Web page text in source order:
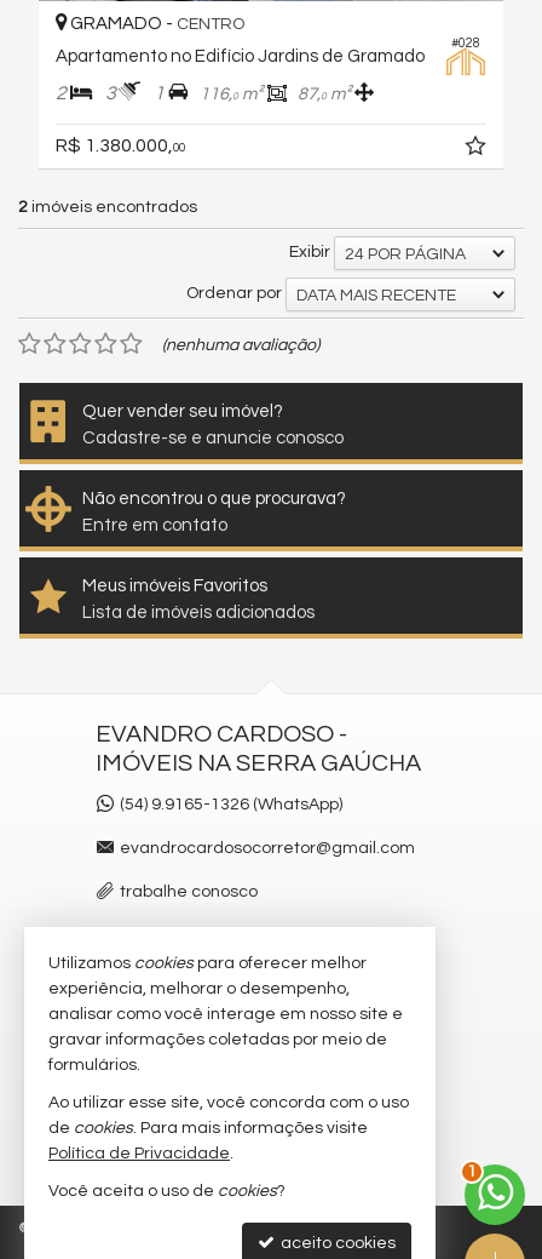
#028
GRAMADO - CENTRO
Apartamento no Edifício Jardins de Gramado
2 3 1 116,0m² 87,0m²
R$ 1.380.000,00
2 imóveis encontrados
Exibir 24 POR PÁGINA
Ordenar por DATA MAIS RECENTE
(nenhuma avaliação)
Quer vender seu imóvel?
Cadastre-se e anuncie conosco
Não encontrou o que procurava?
Entre em contato
Meus imóveis Favoritos
Lista de imóveis adicionados
EVANDRO CARDOSO -
IMÓVEIS NA SERRA GAÚCHA
(54) 9.9165-1326 (WhatsApp)
evandrocardosocorretor@gmail.com
trabalhe conosco
VEJA MAIS
receba nosso newsletter
imóveis favoritos
mapa de imóveis
© Política de Privacidade
1
Utilizamos cookiespara oferecer melhor
experiência, melhorar o desempenho,
analisar como você interage em nosso site e
gravar informações coletadas por meio de
formulários.
Ao utilizar esse site, você concorda com o uso
de cookies. Para mais informações visite
Política de Privacidade.
Você aceita o uso de cookies?
aceito cookies